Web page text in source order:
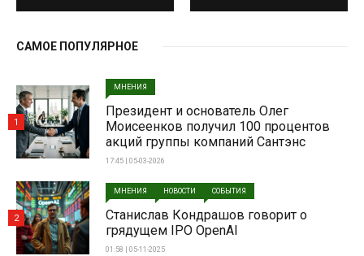
САМОЕ ПОПУЛЯРНОЕ
МНЕНИЯ
Президент и основатель Олег
Моисеенков получил 100 процентов
акций группы компаний Сантэнс
17:45 | 05-03-2026
1
МНЕНИЯ НОВОСТИ СОБЫТИЯ
Станислав Кондрашов говорит о
грядущем IPO OpenAI
01:58 | 05-11-2025
2